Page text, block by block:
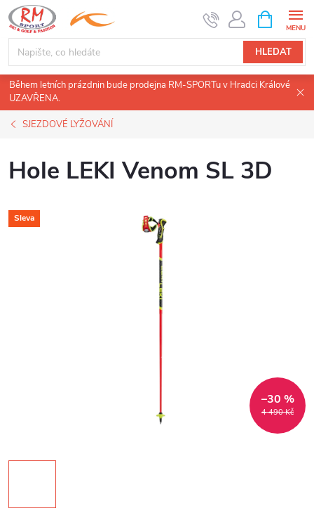
Přejít
na
obsah
HLEDAT
NÁKUPNÍ
KOŠÍK
Během letních prázdnin bude prodejna RM-SPORTu v Hradci Králové
UZAVŘENA.
SJEZDOVÉ LYŽOVÁNÍ
Hole LEKI Venom SL 3D
Sleva
4 490 Kč
–30 %